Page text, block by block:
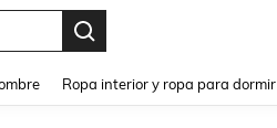
Ropa interior y ropa para dormir